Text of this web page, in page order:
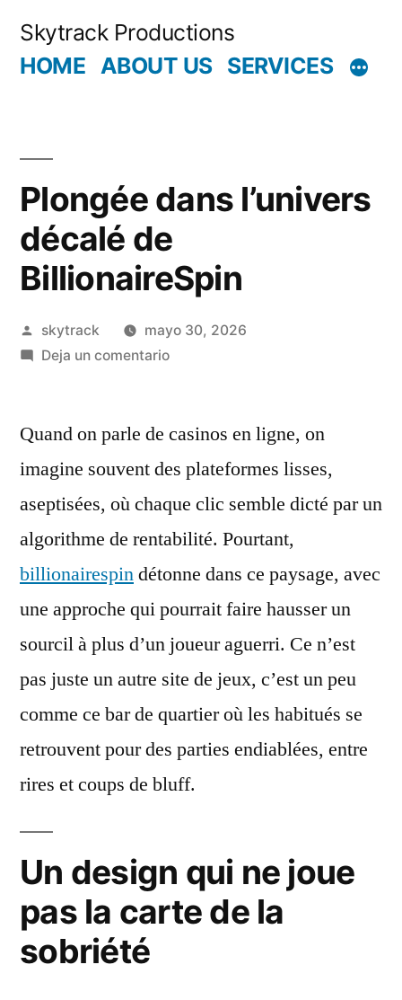
Skytrack Productions
HOME ABOUT US SERVICES
Plongée dans l’univers
décalé de
BillionaireSpin
Publicado
por
skytrack
mayo 30, 2026
Deja un comentarioen
l’univers
de
BillionaireSpin
Quand on parle de casinos en ligne, on
imagine souvent des plateformes lisses,
aseptisées, où chaque clic semble dicté par un
algorithme de rentabilité. Pourtant,
billionairespindétonne dans ce paysage, avec
une approche qui pourrait faire hausser un
sourcil à plus d’un joueur aguerri. Ce n’est
pas juste un autre site de jeux, c’est un peu
comme ce bar de quartier où les habitués se
retrouvent pour des parties endiablées, entre
rires et coups de bluff.
Un design qui ne joue
pas la carte de la
sobriété